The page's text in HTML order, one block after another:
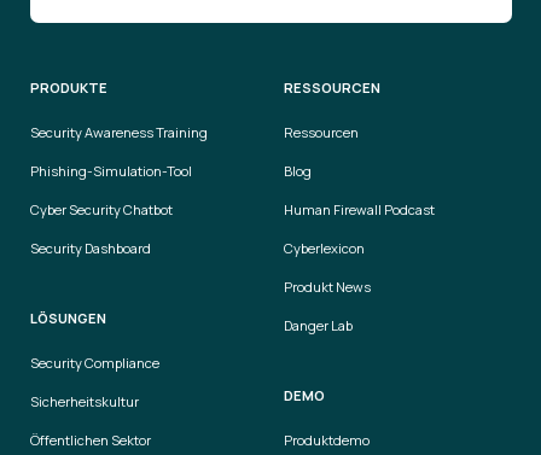
PRODUKTE
Security Awareness Training
Phishing-Simulation-Tool
Cyber Security Chatbot
Security Dashboard
LÖSUNGEN
Security Compliance
Sicherheitskultur
Öffentlichen Sektor
RESSOURCEN
Ressourcen
Blog
Human Firewall Podcast
Cyberlexicon
Produkt News
Danger Lab
DEMO
Produktdemo